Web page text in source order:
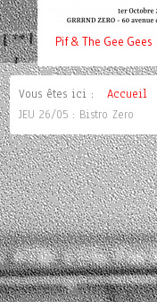
Pif& The Gee Gees
Vous êtes ici : Accueil
JEU 26/05 : Bistro Zero